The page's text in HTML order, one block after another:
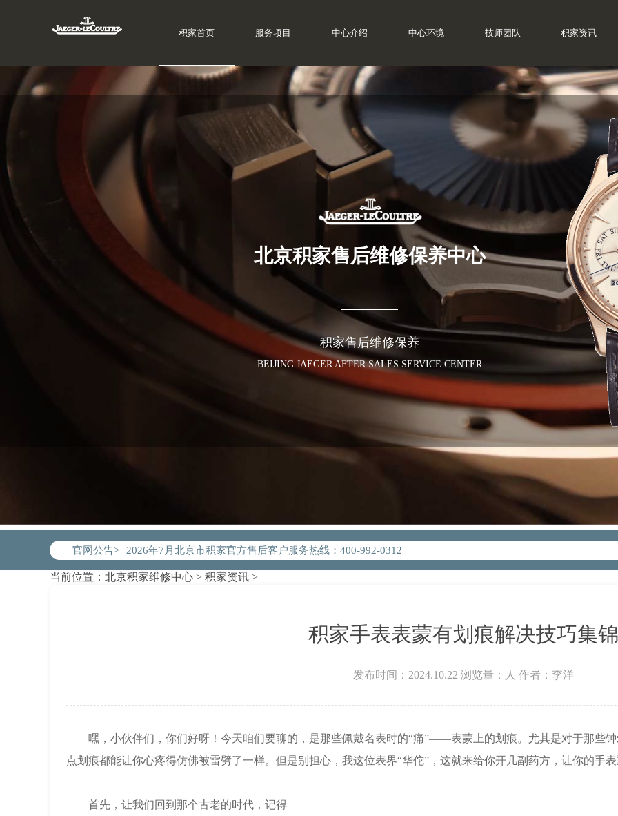
积家首页 服务项目 中心介绍 中心环境 技师团队 积家资讯
北京积家售后维修保养中心
积家售后维修保养
BEIJING JAEGER AFTER SALES SERVICE CENTER
官网公告>
2026年7月北京市积家官方售后客户服务热线：400-992-0312
2026年7月积家售后服务中心最新网点地址：
北京市东城区东长安街1号东方广场写字楼W3座6层602室（需提前预约）
北京市东城区东长安街1号王府井东方广场W3座6层602室积家售后服务中心（需提前预约）
积家首页 服务项目 中心介绍 中心环境 技师团队 积家资讯
当前位置： 北京积家维修中心 > 积家资讯 >
积家手表表蒙有划痕解决技巧集锦
发布时间：2024.10.22 浏览量： 人 作者：李洋
嘿，小伙伴们，你们好呀！今天咱们要聊的，是那些佩戴名表时的“痛”——表蒙上的划痕。尤其是对于那些钟
点划痕都能让你心疼得仿佛被雷劈了一样。但是别担心，我这位表界“华佗”，这就来给你开几副药方，让你的手
首先，让我们回到那个古老的时代，记得